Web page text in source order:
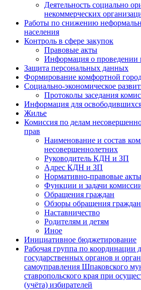
Деятельность социально
некоммерческих
Работы по снижению
населения
Контроль в сфере закупок
Правовые акты
Информация о проведении
Защита персональных данных
Формирование комфортной
Социально-экономическое
Протоколы заседания
Информация для
Жилье
Комиссия по делам
прав
Наименование и состав
несовершеннолетних
Руководитель КДН и ЗП
Адрес КДН и ЗП
Нормативно-правовые акты
Функции и задачи
Обращения граждан
Обзоры обращения граждан
Наставничество
Родителям и детям
Иное
Инициативное бюджетирование
Рабочая группа по координации
государственных органов и
самоуправления Шпаковского
ставропольского края при
(учёта) избирателей